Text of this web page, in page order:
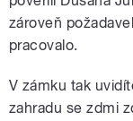
zároveň
pracovalo.
V zámku tak
zahradu se zdmi